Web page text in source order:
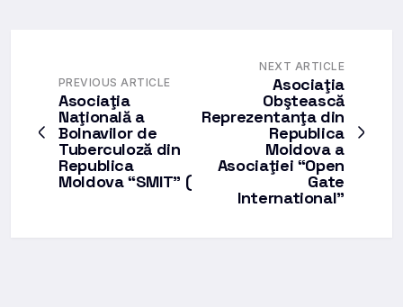
PREVIOUS ARTICLE
Asociaţia
Naţională a
Bolnavilor de
Tuberculoză din
Republica
Moldova “SMIT” (
NEXT ARTICLE
Asociaţia
Obştească
Reprezentanţa din
Republica
Moldova a
Asociaţiei “Open
Gate
International”